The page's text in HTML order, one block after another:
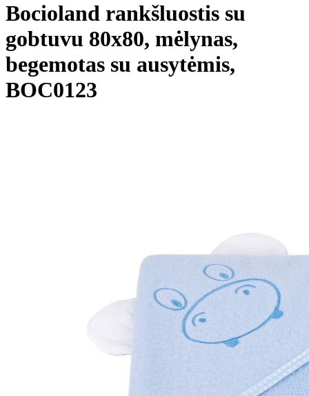
Bocioland rankšluostis su
gobtuvu 80x80, mėlynas,
begemotas su ausytėmis,
BOC0123